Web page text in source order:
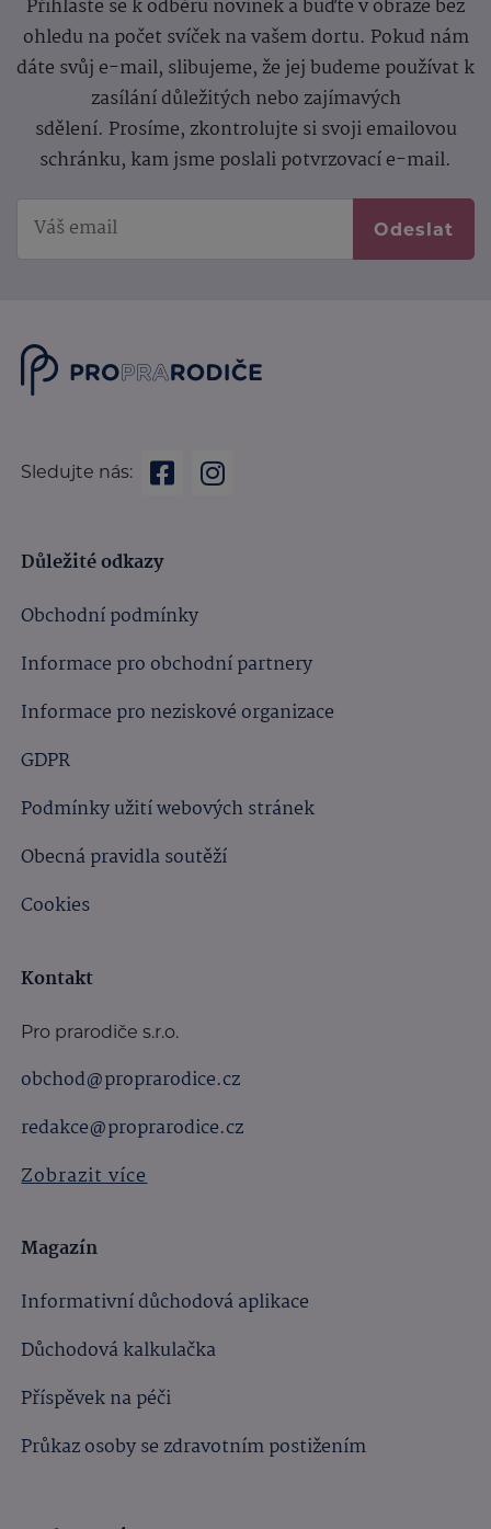
Přihlaste se k odběru novinek a buďte v obraze bez
ohledu na počet svíček na vašem dortu. Pokud nám
dáte svůj e-mail, slibujeme, že jej budeme používat k
zasílání důležitých nebo zajímavých
sdělení. Prosíme, zkontrolujte si svoji emailovou
schránku, kam jsme poslali potvrzovací e-mail.
Odeslat
Sledujte nás:
Důležité odkazy
Obchodní podmínky
Informace pro obchodní partnery
Informace pro neziskové organizace
GDPR
Podmínky užití webových stránek
Obecná pravidla soutěží
Cookies
Kontakt
Pro prarodiče s.r.o.
obchod@proprarodice.cz
redakce@proprarodice.cz
Zobrazit více
Magazín
Informativní důchodová aplikace
Důchodová kalkulačka
Příspěvek na péči
Průkaz osoby se zdravotním postižením